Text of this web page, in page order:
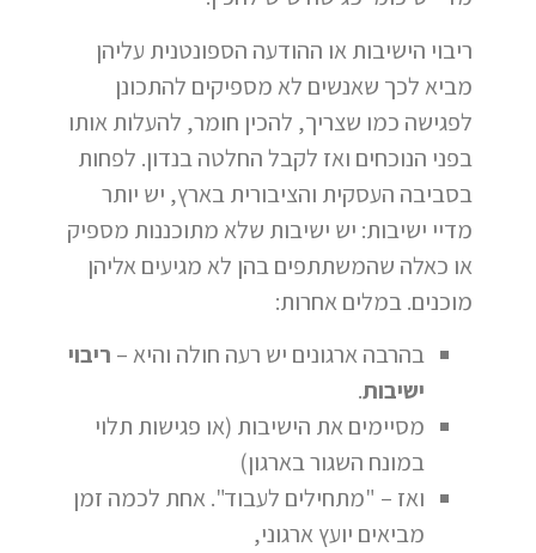
ריבוי הישיבות או ההודעה הספונטנית עליהן
מביא לכך שאנשים לא מספיקים להתכונן
לפגישה כמו שצריך, להכין חומר, להעלות אותו
בפני הנוכחים ואז לקבל החלטה בנדון. לפחות
בסביבה העסקית והציבורית בארץ, יש יותר
מדיי ישיבות: יש ישיבות שלא מתוכננות מספיק
או כאלה שהמשתתפים בהן לא מגיעים אליהן
מוכנים. במלים אחרות:
בהרבה ארגונים יש רעה חולה והיא – ריבוי
ישיבות.
מסיימים את הישיבות (או פגישות תלוי
במונח השגור בארגון)
ואז – "מתחילים לעבוד". אחת לכמה זמן
מביאים יועץ ארגוני,